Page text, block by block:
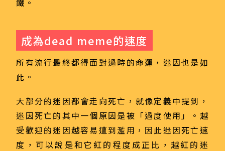
鐵。
成為dead meme的速度
所有流行最終都得面對過時的命運，迷因也是如
此。
大部分的迷因都會走向死亡，就像定義中提到，
迷因死亡的其中一個原因是被「過度使用」。越
受歡迎的迷因越容易遭到濫用，因此迷因死亡速
度，可以說是和它紅的程度成正比，越紅的迷